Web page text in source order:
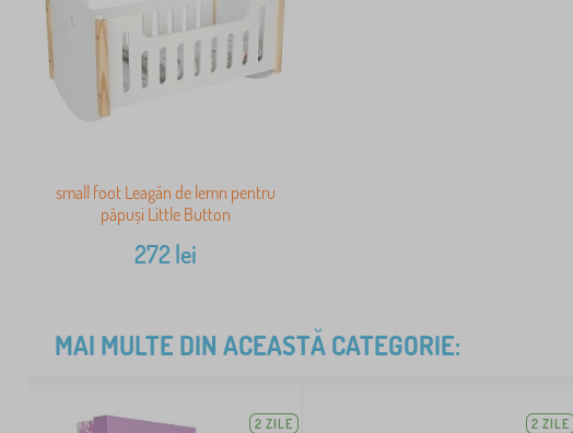
small foot Leagăn de lemn pentru
păpuși Little Button
272 lei
MAI MULTE DIN ACEASTĂ CATEGORIE:
2 ZILE 2 ZILE